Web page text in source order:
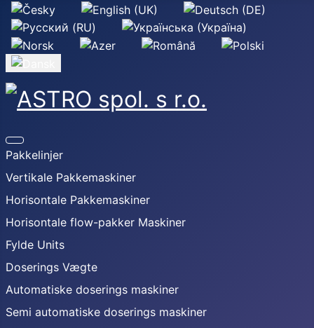
Vælg dit sprog
Pakkelinjer
Vertikale Pakkemaskiner
Horisontale Pakkemaskiner
Horisontale flow-pakker Maskiner
Fylde Units
Doserings Vægte
Automatiske doserings maskiner
Semi automatiske doserings maskiner